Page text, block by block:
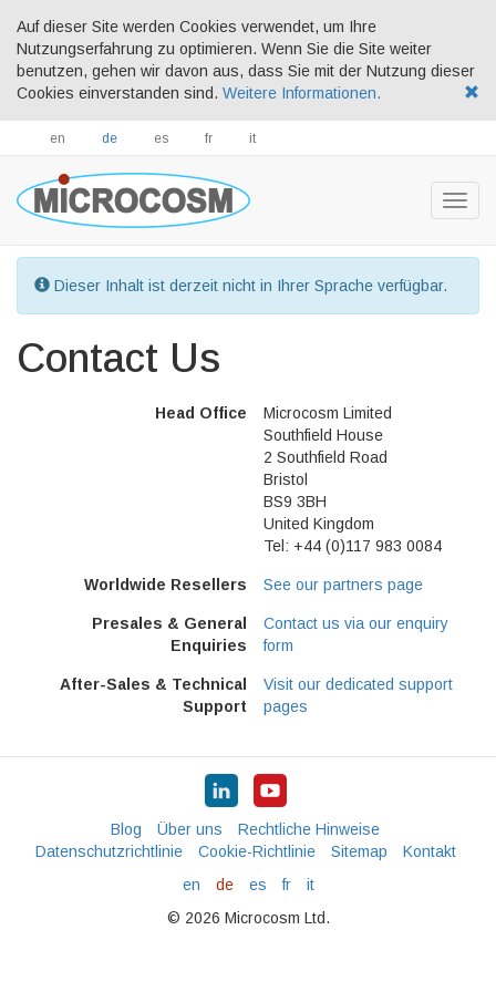
Auf dieser Site werden Cookies verwendet, um Ihre
Nutzungserfahrung zu optimieren. Wenn Sie die Site weiter
benutzen, gehen wir davon aus, dass Sie mit der Nutzung dieser
Cookies einverstanden sind. Weitere Informationen.
en de es fr it
Dieser Inhalt ist derzeit nicht in Ihrer Sprache verfügbar.
Contact Us
Head Office
Microcosm Limited
Southfield House
2 Southfield Road
Bristol
BS9 3BH
United Kingdom
Tel: +44 (0)117 983 0084
Worldwide Resellers See our partners page
Presales & General
Enquiries
Contact us via our enquiry
form
After-Sales & Technical
Support
Visit our dedicated support
pages
Blog Über uns
Rechtliche Hinweise
Datenschutzrichtlinie
Cookie-Richtlinie Sitemap
Kontakt
en
de es fr
it
© 2026 Microcosm Ltd.